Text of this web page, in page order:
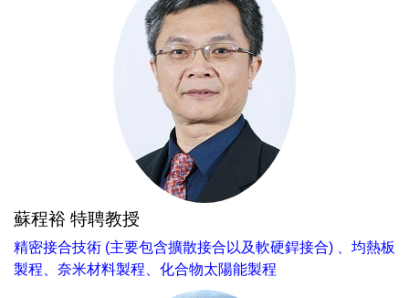
蘇程裕 特聘教授
精密接合技術 (主要包含擴散接合以及軟硬銲接合) 、均熱板
製程、奈米材料製程、化合物太陽能製程